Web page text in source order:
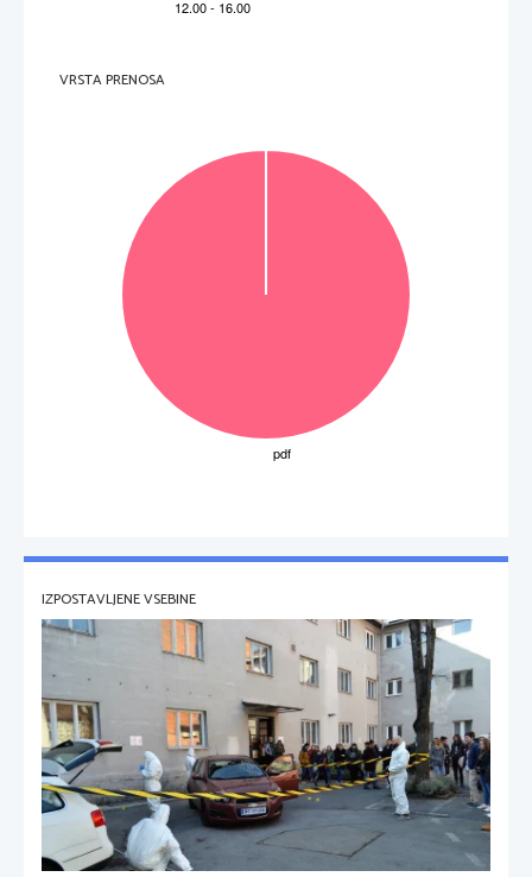
V sivo polje ne pišite
perforiran list
VRSTA PRENOSA
IZPOSTAVLJENE VSEBINE